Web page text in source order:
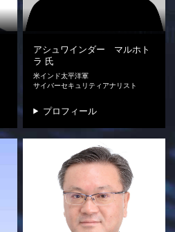
アシュワインダー マルホト
ラ 氏
米インド太平洋軍
サイバーセキュリティアナリスト
プロフィール